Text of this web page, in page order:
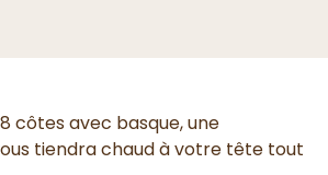
8 côtes avec basque, une
tiendra chaud à votre tête tout